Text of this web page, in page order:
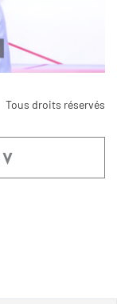
Tous droits réservés